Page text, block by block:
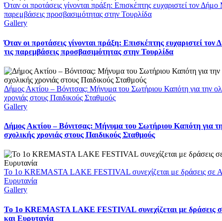
Όταν οι προτάσεις γίνονται πράξη: Επισκέπτης ευχαριστεί τον Δήμο
παρεμβάσεις προσβασιμότητας στην Τουρλίδα
Gallery
Όταν οι προτάσεις γίνονται πράξη: Επισκέπτης ευχαριστεί τον
τις παρεμβάσεις προσβασιμότητας στην Τουρλίδα
Δήμος Ακτίου – Βόνιτσας: Μήνυμα του Σωτήριου Καπότη για την
χρονιάς στους Παιδικούς Σταθμούς
Gallery
Δήμος Ακτίου – Βόνιτσας: Μήνυμα του Σωτήριου Καπότη για
σχολικής χρονιάς στους Παιδικούς Σταθμούς
Το 1ο KREMASTA LAKE FESTIVAL συνεχίζεται με δράσεις σε
Ευρυτανία
Gallery
Το 1ο KREMASTA LAKE FESTIVAL συνεχίζεται με δράσεις
και Ευρυτανία